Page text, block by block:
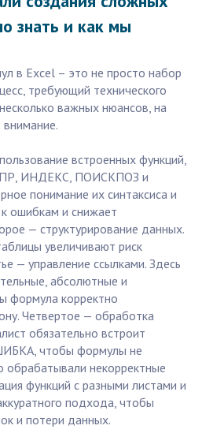
знать и как мы
в Excel – это не просто набор
требующий технического
важных нюансов, на
встроенных функций,
ИНДЕКС, ПОИСКПОЗ и
понимание их синтаксиса и
ошибкам и снижает
— структурирование данных.
увеличивают риск
— управление ссылками. Здесь
абсолютные и
формула корректно
Четвертое — обработка
обязательно встроит
чтобы формулы не
обрабатывали некорректные
функций с разными листами и
подхода, чтобы
и потери данных.